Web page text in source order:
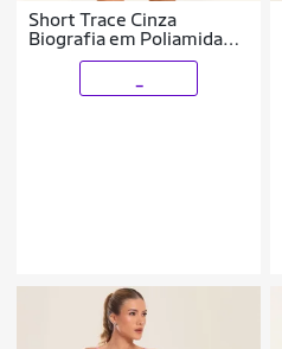
Short Trace Cinza
Biografia em Poliamida
Donna Carioca